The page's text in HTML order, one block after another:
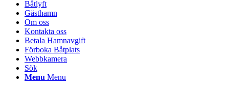
Båtlyft
Gästhamn
Om oss
Kontakta oss
Betala Hamnavgift
Förboka Båtplats
Webbkamera
Sök
Menu Menu